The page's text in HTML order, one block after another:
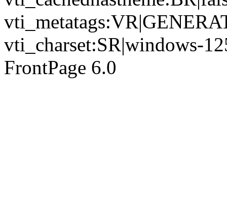
vti_charset:SR|windows-
FrontPage 6.0